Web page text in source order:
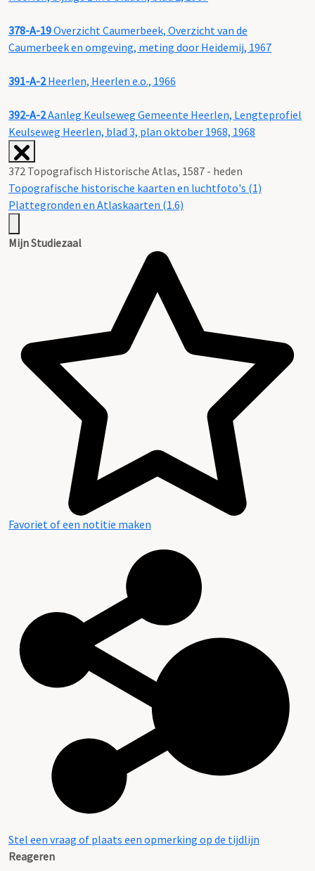
378-A-19Overzicht Caumerbeek, Overzicht van de
Caumerbeek en omgeving, meting door Heidemij, 1967
391-A-2Heerlen, Heerlen e.o., 1966
392-A-2Aanleg Keulseweg Gemeente Heerlen, Lengteprofiel
Keulseweg Heerlen, blad 3, plan oktober 1968, 1968
372 Topografisch Historische Atlas, 1587 - heden
Topografische historische kaarten en luchtfoto's (1)
Plattegronden en Atlaskaarten (1.6)
Mijn Studiezaal
Favoriet of een notitie maken
Stel een vraag of plaats een opmerking op de tijdlijn
Reageren